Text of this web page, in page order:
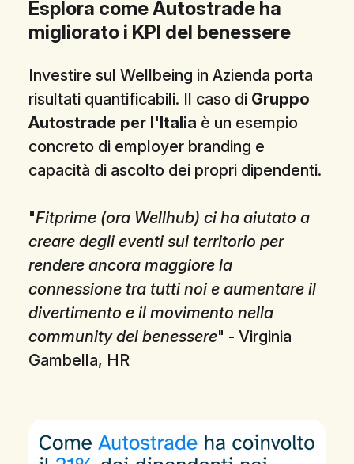
Esplora come Autostrade ha
migliorato i KPI del benessere
Investire sul Wellbeing in Azienda porta
risultati quantificabili. Il caso di Gruppo
Autostrade per l'Italia è un esempio
concreto di employer branding e
capacità di ascolto dei propri dipendenti.
"Fitprime (ora Wellhub) ci ha aiutato a
creare degli eventi sul territorio per
rendere ancora maggiore la
connessione tra tutti noi e aumentare il
divertimento e il movimento nella
community del benessere" - Virginia
Gambella, HR